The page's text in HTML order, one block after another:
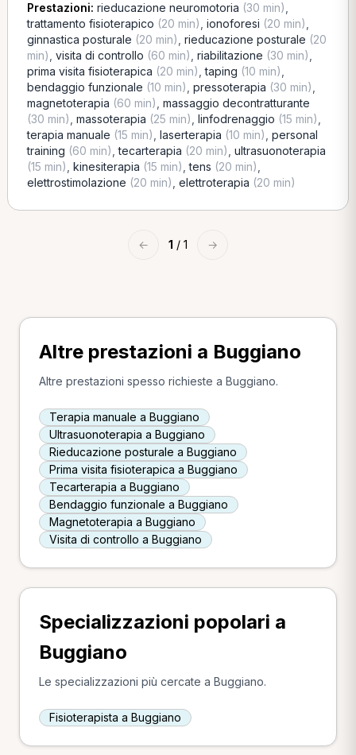
Prestazioni: rieducazione neuromotoria (30 min)
trattamento fisioterapico (20 min) ionoforesi (20 min)
ginnastica posturale (20 min) rieducazione posturale (20
min) visita di controllo (60 min) riabilitazione (30 min)
prima visita fisioterapica (20 min) ,taping (10 min)
bendaggio funzionale (10 min) pressoterapia (30 min)
magnetoterapia (60 min) massaggio decontratturante
(30 min) massoterapia (25 min) linfodrenaggio (15 min)
terapia manuale (15 min) laserterapia (10 min) personal
training (60 min) ,tecarterapia (20 min) ultrasuonoterapia
(15 min) kinesiterapia (15 min) ,tens (20 min)
elettrostimolazione (20 min) elettroterapia (20 min)
← 1 / 1 →
Altre prestazioni a Buggiano
Altre prestazioni spesso richieste a Buggiano.
Terapia manuale a Buggiano
Ultrasuonoterapia a Buggiano
Rieducazione posturale a Buggiano
Prima visita fisioterapica a Buggiano
Tecarterapia a Buggiano
Bendaggio funzionale a Buggiano
Magnetoterapia a Buggiano
Visita di controllo a Buggiano
Specializzazioni popolari a
Buggiano
Le specializzazioni più cercate a Buggiano.
Fisioterapista a Buggiano